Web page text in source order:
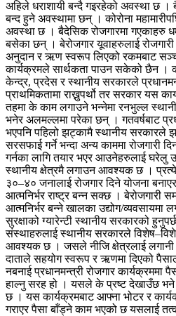
अहिले धराशायी बन्दै गइरहेको अवस्था छ ।
बन्द हुने अवस्थामा छन् । कोरोना
अवस्था छ । बैदेसिक रोजगारमा गएकाहरु
बसेका छन् । बेरोजगार यूवाहरुलाई रोजगारी
अनुदान र ऋण स्वरूप लिएको रकमबाट
कार्यक्रमले सार्थकता पाउन सकेको छैन ।
केन्द्र, प्रदेस र स्थानीय सरकारले
प्राथमिकतामा राख्नुपर्थो तर सरकार यस
तहमा के काम लगाउने भन्नेमा रनभुल्ल
भनेर अलमल्लमा परेका छन् । गतवर्षबाट
भएपनि पहिलो झट्कामै स्थानीय सरकारले
सरसफाई गर्ने भन्दा अन्य काममा
गर्नका लागि तयार भएर आउनेहरुलाई घरेलु
स्थानीय क्षेत्रमै लगाउन आवश्यक छ ।
३०–४० जनालाई रोजगार दिने योजना
आत्मनिर्भर राष्ट्र बन्न सक्छ । बेरोजगारी
आत्मनिर्भर बन्ने खालका उद्योग/व्यवसायमा
सुरक्षाको ग्यारेन्टी स्थानीय सरकारको
संस्थाहरुलाई स्थानीय सरकारले
आवश्यक छ । जसले नीजि क्षेत्रलाई लगानी
दाताले सहयोग स्वरूप र ऋणमा दिएको
नबनाई प्रधानमन्त्री रोजगार कार्यक्रममा
हाल्नु सरह हो । यसले के प्रष्ट देखाउँछ
छ । यस कार्यक्रमबाट आफ्ना भोटर र
गराएर पैसा बाँड्ने काम भएको छ यसलाई